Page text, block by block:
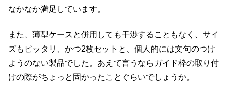
なかなか満足しています。
また、薄型ケースと併用しても干渉することもなく、サイ
ズもピッタリ、かつ2枚セットと、個人的には文句のつけ
ようのない製品でした。あえて言うならガイド枠の取り付
けの際がちょっと固かったことぐらいでしょうか。